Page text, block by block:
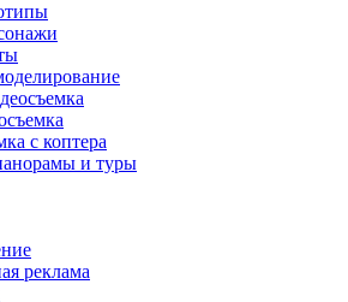
с коптера
и туры
реклама